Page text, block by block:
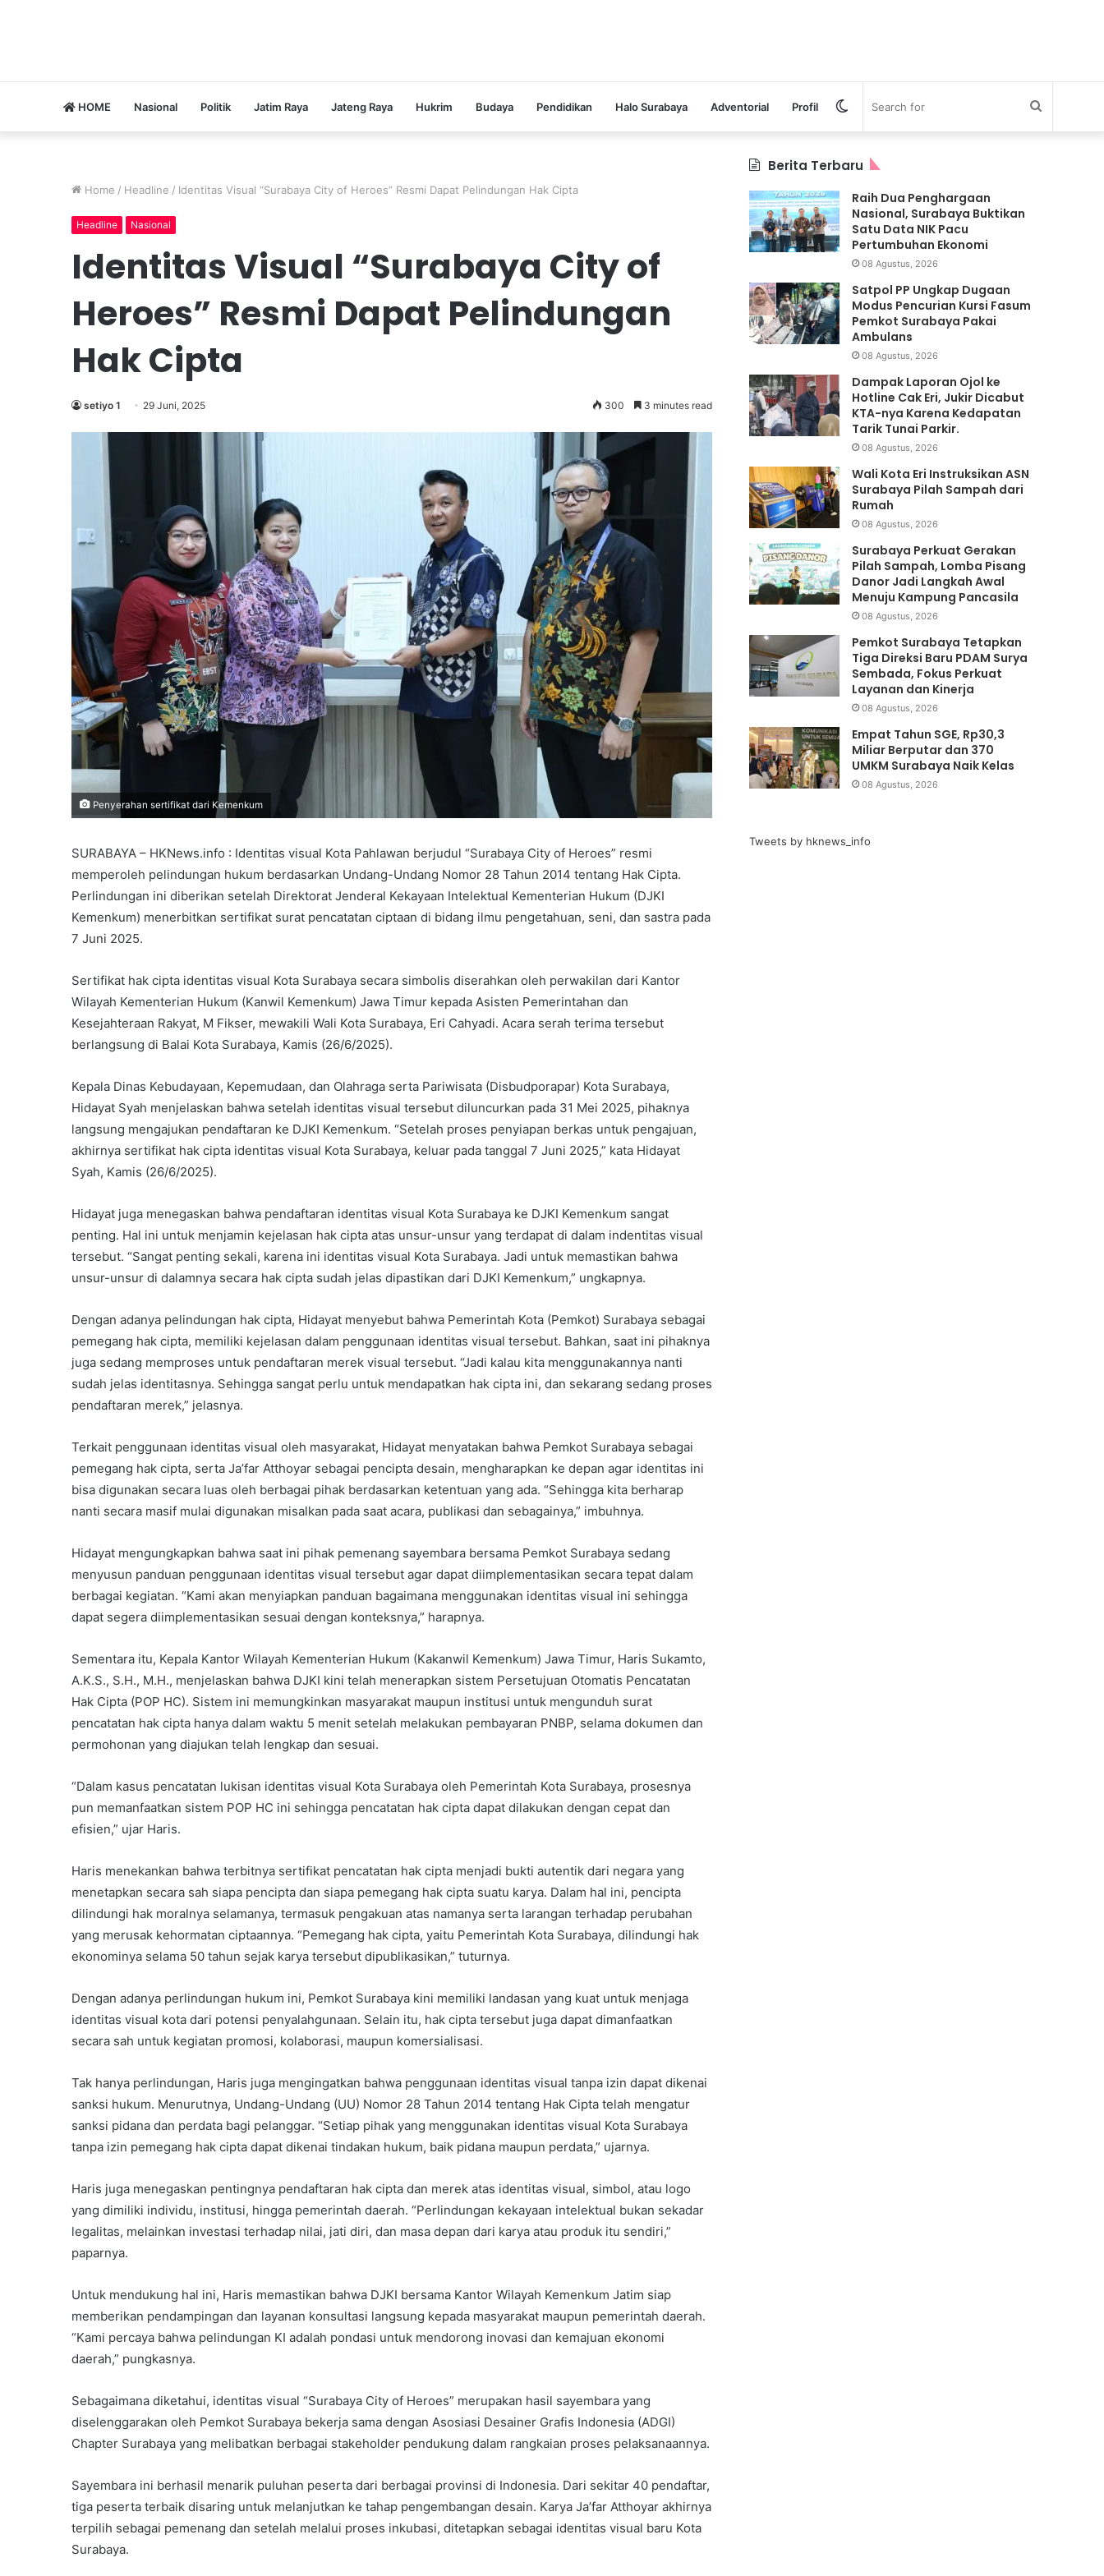
HOME Nasional Politik Jatim Raya Jateng Raya Hukrim Budaya Pendidikan Halo Surabaya Adventorial Profil Search
Switch
skin
Home / Headline / Identitas Visual “Surabaya City of Heroes” Resmi Dapat Pelindungan Hak Cipta
Headline Nasional
Identitas Visual “Surabaya City of
Heroes” Resmi Dapat Pelindungan
Hak Cipta
setiyo 1 29 Juni, 2025 300 3 minutes read
Penyerahan sertifikat dari Kemenkum
SURABAYA – HKNews.info : Identitas visual Kota Pahlawan berjudul “Surabaya City of Heroes” resmi
memperoleh pelindungan hukum berdasarkan Undang-Undang Nomor 28 Tahun 2014 tentang Hak Cipta.
Perlindungan ini diberikan setelah Direktorat Jenderal Kekayaan Intelektual Kementerian Hukum (DJKI
Kemenkum) menerbitkan sertifikat surat pencatatan ciptaan di bidang ilmu pengetahuan, seni, dan sastra pada
7 Juni 2025.
Sertifikat hak cipta identitas visual Kota Surabaya secara simbolis diserahkan oleh perwakilan dari Kantor
Wilayah Kementerian Hukum (Kanwil Kemenkum) Jawa Timur kepada Asisten Pemerintahan dan
Kesejahteraan Rakyat, M Fikser, mewakili Wali Kota Surabaya, Eri Cahyadi. Acara serah terima tersebut
berlangsung di Balai Kota Surabaya, Kamis (26/6/2025).
Kepala Dinas Kebudayaan, Kepemudaan, dan Olahraga serta Pariwisata (Disbudporapar) Kota Surabaya,
Hidayat Syah menjelaskan bahwa setelah identitas visual tersebut diluncurkan pada 31 Mei 2025, pihaknya
langsung mengajukan pendaftaran ke DJKI Kemenkum. “Setelah proses penyiapan berkas untuk pengajuan,
akhirnya sertifikat hak cipta identitas visual Kota Surabaya, keluar pada tanggal 7 Juni 2025,” kata Hidayat
Syah, Kamis (26/6/2025).
Hidayat juga menegaskan bahwa pendaftaran identitas visual Kota Surabaya ke DJKI Kemenkum sangat
penting. Hal ini untuk menjamin kejelasan hak cipta atas unsur-unsur yang terdapat di dalam indentitas visual
tersebut. “Sangat penting sekali, karena ini identitas visual Kota Surabaya. Jadi untuk memastikan bahwa
unsur-unsur di dalamnya secara hak cipta sudah jelas dipastikan dari DJKI Kemenkum,” ungkapnya.
Dengan adanya pelindungan hak cipta, Hidayat menyebut bahwa Pemerintah Kota (Pemkot) Surabaya sebagai
pemegang hak cipta, memiliki kejelasan dalam penggunaan identitas visual tersebut. Bahkan, saat ini pihaknya
juga sedang memproses untuk pendaftaran merek visual tersebut. “Jadi kalau kita menggunakannya nanti
sudah jelas identitasnya. Sehingga sangat perlu untuk mendapatkan hak cipta ini, dan sekarang sedang proses
pendaftaran merek,” jelasnya.
Terkait penggunaan identitas visual oleh masyarakat, Hidayat menyatakan bahwa Pemkot Surabaya sebagai
pemegang hak cipta, serta Ja’far Atthoyar sebagai pencipta desain, mengharapkan ke depan agar identitas ini
bisa digunakan secara luas oleh berbagai pihak berdasarkan ketentuan yang ada. “Sehingga kita berharap
nanti secara masif mulai digunakan misalkan pada saat acara, publikasi dan sebagainya,” imbuhnya.
Hidayat mengungkapkan bahwa saat ini pihak pemenang sayembara bersama Pemkot Surabaya sedang
menyusun panduan penggunaan identitas visual tersebut agar dapat diimplementasikan secara tepat dalam
berbagai kegiatan. “Kami akan menyiapkan panduan bagaimana menggunakan identitas visual ini sehingga
dapat segera diimplementasikan sesuai dengan konteksnya,” harapnya.
Sementara itu, Kepala Kantor Wilayah Kementerian Hukum (Kakanwil Kemenkum) Jawa Timur, Haris Sukamto,
A.K.S., S.H., M.H., menjelaskan bahwa DJKI kini telah menerapkan sistem Persetujuan Otomatis Pencatatan
Hak Cipta (POP HC). Sistem ini memungkinkan masyarakat maupun institusi untuk mengunduh surat
pencatatan hak cipta hanya dalam waktu 5 menit setelah melakukan pembayaran PNBP, selama dokumen dan
permohonan yang diajukan telah lengkap dan sesuai.
“Dalam kasus pencatatan lukisan identitas visual Kota Surabaya oleh Pemerintah Kota Surabaya, prosesnya
pun memanfaatkan sistem POP HC ini sehingga pencatatan hak cipta dapat dilakukan dengan cepat dan
efisien,” ujar Haris.
Haris menekankan bahwa terbitnya sertifikat pencatatan hak cipta menjadi bukti autentik dari negara yang
menetapkan secara sah siapa pencipta dan siapa pemegang hak cipta suatu karya. Dalam hal ini, pencipta
dilindungi hak moralnya selamanya, termasuk pengakuan atas namanya serta larangan terhadap perubahan
yang merusak kehormatan ciptaannya. “Pemegang hak cipta, yaitu Pemerintah Kota Surabaya, dilindungi hak
ekonominya selama 50 tahun sejak karya tersebut dipublikasikan,” tuturnya.
Dengan adanya perlindungan hukum ini, Pemkot Surabaya kini memiliki landasan yang kuat untuk menjaga
identitas visual kota dari potensi penyalahgunaan. Selain itu, hak cipta tersebut juga dapat dimanfaatkan
secara sah untuk kegiatan promosi, kolaborasi, maupun komersialisasi.
Tak hanya perlindungan, Haris juga mengingatkan bahwa penggunaan identitas visual tanpa izin dapat dikenai
sanksi hukum. Menurutnya, Undang-Undang (UU) Nomor 28 Tahun 2014 tentang Hak Cipta telah mengatur
sanksi pidana dan perdata bagi pelanggar. “Setiap pihak yang menggunakan identitas visual Kota Surabaya
tanpa izin pemegang hak cipta dapat dikenai tindakan hukum, baik pidana maupun perdata,” ujarnya.
Haris juga menegaskan pentingnya pendaftaran hak cipta dan merek atas identitas visual, simbol, atau logo
yang dimiliki individu, institusi, hingga pemerintah daerah. “Perlindungan kekayaan intelektual bukan sekadar
legalitas, melainkan investasi terhadap nilai, jati diri, dan masa depan dari karya atau produk itu sendiri,”
paparnya.
Untuk mendukung hal ini, Haris memastikan bahwa DJKI bersama Kantor Wilayah Kemenkum Jatim siap
memberikan pendampingan dan layanan konsultasi langsung kepada masyarakat maupun pemerintah daerah.
“Kami percaya bahwa pelindungan KI adalah pondasi untuk mendorong inovasi dan kemajuan ekonomi
daerah,” pungkasnya.
Sebagaimana diketahui, identitas visual “Surabaya City of Heroes” merupakan hasil sayembara yang
diselenggarakan oleh Pemkot Surabaya bekerja sama dengan Asosiasi Desainer Grafis Indonesia (ADGI)
Chapter Surabaya yang melibatkan berbagai stakeholder pendukung dalam rangkaian proses pelaksanaannya.
Sayembara ini berhasil menarik puluhan peserta dari berbagai provinsi di Indonesia. Dari sekitar 40 pendaftar,
tiga peserta terbaik disaring untuk melanjutkan ke tahap pengembangan desain. Karya Ja’far Atthoyar akhirnya
terpilih sebagai pemenang dan setelah melalui proses inkubasi, ditetapkan sebagai identitas visual baru Kota
Surabaya.
Berita Terbaru
Raih Dua Penghargaan
Nasional, Surabaya Buktikan
Satu Data NIK Pacu
Pertumbuhan Ekonomi
08 Agustus, 2026
Satpol PP Ungkap Dugaan
Modus Pencurian Kursi Fasum
Pemkot Surabaya Pakai
Ambulans
08 Agustus, 2026
Dampak Laporan Ojol ke
Hotline Cak Eri, Jukir Dicabut
KTA-nya Karena Kedapatan
Tarik Tunai Parkir.
08 Agustus, 2026
Wali Kota Eri Instruksikan ASN
Surabaya Pilah Sampah dari
Rumah
08 Agustus, 2026
Surabaya Perkuat Gerakan
Pilah Sampah, Lomba Pisang
Danor Jadi Langkah Awal
Menuju Kampung Pancasila
08 Agustus, 2026
Pemkot Surabaya Tetapkan
Tiga Direksi Baru PDAM Surya
Sembada, Fokus Perkuat
Layanan dan Kinerja
08 Agustus, 2026
Empat Tahun SGE, Rp30,3
Miliar Berputar dan 370
UMKM Surabaya Naik Kelas
08 Agustus, 2026
Tweets by hknews_info